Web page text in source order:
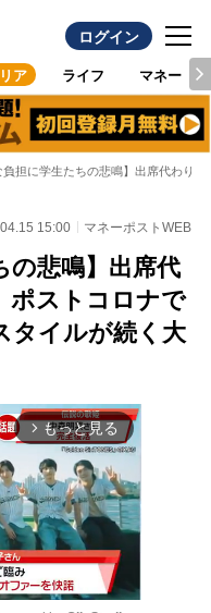
ログイン
ア ライフ マネー
負担に学生たちの悲鳴】出席代わり
15:00 マネーポストWEB
の悲鳴】出席代
ストコロナで
タイルが続く大
arrow_forward_ios もっと見る